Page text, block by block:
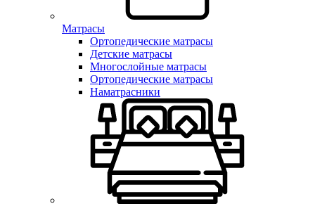
Матрасы
Ортопедические матрасы
Детские матрасы
Многослойные матрасы
Ортопедические матрасы
Наматрасники